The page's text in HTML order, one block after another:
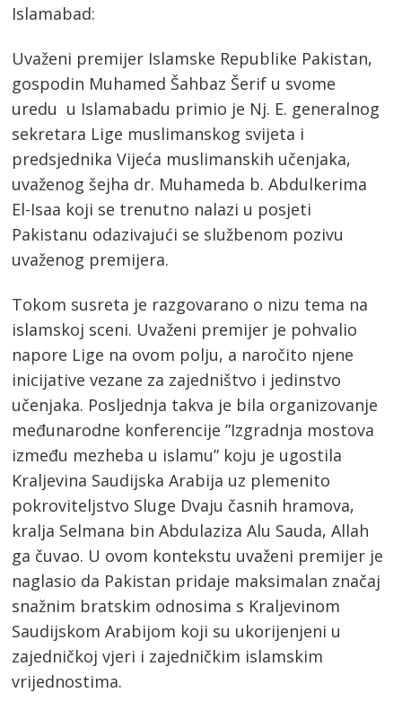
Islamabad:
Uvaženi premijer Islamske Republike Pakistan,
gospodin Muhamed Šahbaz Šerif u svome
uredu u Islamabadu primio je Nj. E. generalnog
sekretara Lige muslimanskog svijeta i
predsjednika Vijeća muslimanskih učenjaka,
uvaženog šejha dr. Muhameda b. Abdulkerima
El-Isaa koji se trenutno nalazi u posjeti
Pakistanu odazivajući se službenom pozivu
uvaženog premijera.
Tokom susreta je razgovarano o nizu tema na
islamskoj sceni. Uvaženi premijer je pohvalio
napore Lige na ovom polju, a naročito njene
inicijative vezane za zajedništvo i jedinstvo
učenjaka. Posljednja takva je bila organizovanje
međunarodne konferencije ”Izgradnja mostova
između mezheba u islamu” koju je ugostila
Kraljevina Saudijska Arabija uz plemenito
pokroviteljstvo Sluge Dvaju časnih hramova,
kralja Selmana bin Abdulaziza Alu Sauda, Allah
ga čuvao. U ovom kontekstu uvaženi premijer je
naglasio da Pakistan pridaje maksimalan značaj
snažnim bratskim odnosima s Kraljevinom
Saudijskom Arabijom koji su ukorijenjeni u
zajedničkoj vjeri i zajedničkim islamskim
vrijednostima.